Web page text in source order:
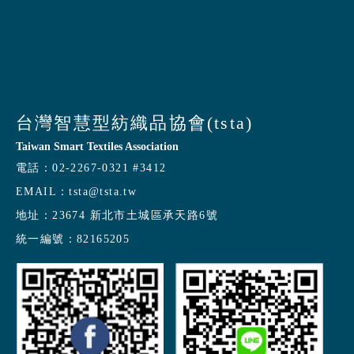
台灣智慧型紡織品協會(tsta)
Taiwan Smart Textiles Association
電話：02-2267-0321 #3412
EMAIL：tsta@tsta.tw
地址：23674 新北市土城區承天路6號
統一編號： 82165205